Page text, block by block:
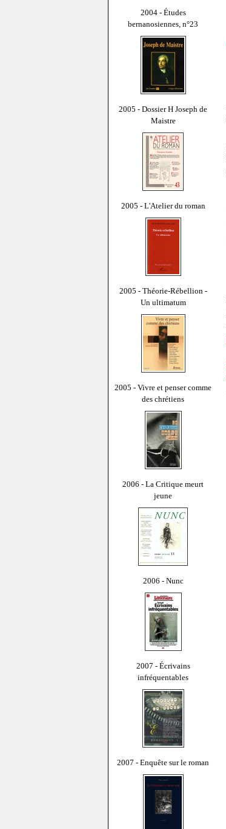
2004 - Études
bernanosiennes, n°23
2005 - Dossier H Joseph de
Maistre
2005 - L'Atelier du roman
2005 - Théorie-Rébellion -
Un ultimatum
2005 - Vivre et penser comme
des chrétiens
2006 - La Critique meurt
jeune
2006 - Nunc
2007 - Écrivains
infréquentables
2007 - Enquête sur le roman